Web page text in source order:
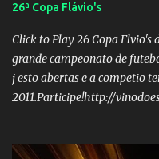
26ª Copa Flávio's
Click to Play 26 Copa Flvio's
grande campeonato de
j esto abertas e a competio
2011.Participe!http://